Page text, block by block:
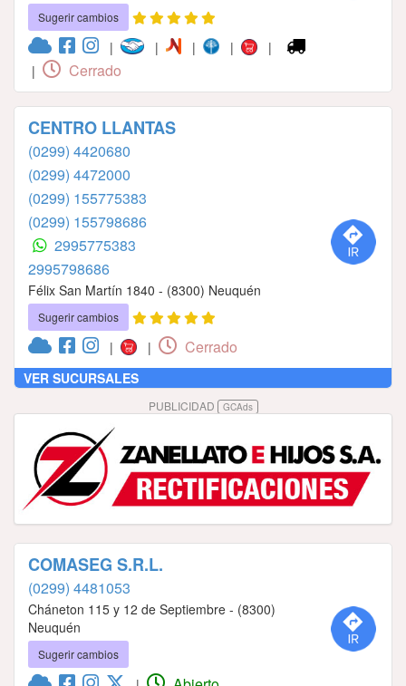
Sugerir cambios
| | | |
|
|
Cerrado
CENTRO LLANTAS
(0299) 4420680
(0299) 4472000
(0299) 155775383
(0299) 155798686
2995775383
2995798686
Félix San Martín 1840 - (8300) Neuquén
Sugerir cambios
| | Cerrado
VER SUCURSALES
PUBLICIDAD GCAds
COMASEG S.R.L.
(0299) 4481053
Cháneton 115 y 12 de Septiembre - (8300)
Neuquén
Sugerir cambios